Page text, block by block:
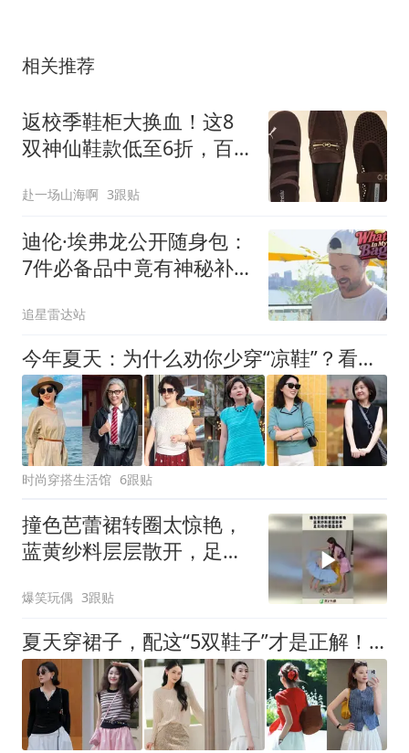
相关推荐
返校季鞋柜大换血！这8
双神仙鞋款低至6折，百
赴一场山海啊 3跟贴
迪伦·埃弗龙公开随身包：
7件必备品中竟有神秘补
追星雷达站
今年夏天：为什么劝你少穿“凉鞋”？看完这4组对比图，就知道了
时尚穿搭生活馆 6跟贴
撞色芭蕾裙转圈太惊艳，
蓝黄纱料层层散开，足尖
爆笑玩偶 3跟贴
夏天穿裙子，配这“5双鞋子”才是正解！优雅高级，出门美出圈了